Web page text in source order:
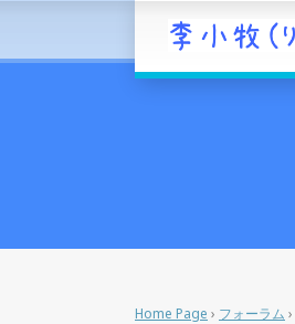
Home Page › フォーラム ›